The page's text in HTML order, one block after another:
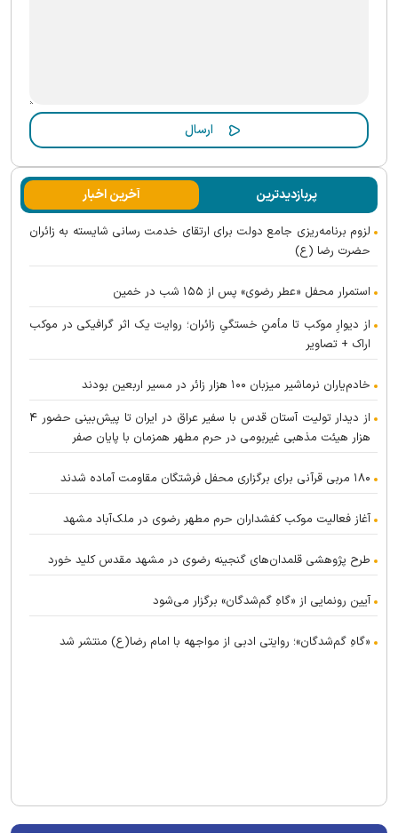
پربازدیدترین آخرین اخبار
لزوم برنامه‌ریزی جامع دولت برای ارتقای خدمت رسانی شایسته به زائران
حضرت رضا (ع)
استمرار محفل «عطر رضوی» پس از ۱۵۵ شب در خمین
از دیوارِ موکب تا مأمنِ خستگیِ زائران؛ روایت یک اثر گرافیکی در موکب
اراک + تصاویر
خادم‌یاران نرماشیر میزبان ۱۰۰ هزار زائر در مسیر اربعین بودند
از دیدار تولیت آستان قدس با سفیر عراق در ایران تا پیش‌بینی حضور ۴
هزار هیئت مذهبی غیربومی در حرم مطهر همزمان با پایان صفر
۱۸۰ مربی قرآنی برای برگزاری محفل فرشتگان مقاومت آماده شدند
آغاز فعالیت موکب کفشداران حرم مطهر رضوی در ملک‌آباد مشهد
طرح پژوهشی قلمدان‌های گنجینه رضوی در مشهد مقدس کلید خورد
آیین رونمایی از «گاهِ گم‌شدگان» برگزار می‌شود
«گاهِ گم‌شدگان»؛ روایتی ادبی از مواجهه با امام رضا(ع) منتشر شد